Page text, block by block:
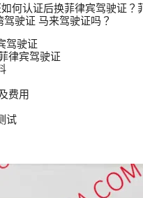
何认证后换菲律宾驾驶证
驶证 马来驾驶证吗？
驾驶证
律宾驾驶证
费用
试